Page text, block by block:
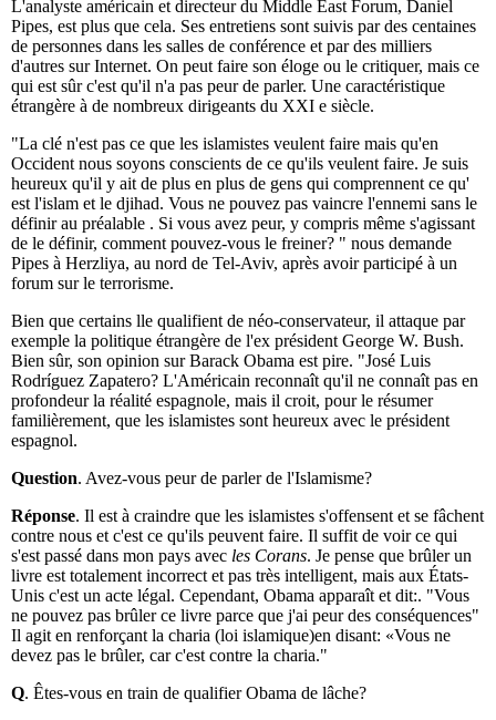
L'analyste américain et directeur du Middle East Forum, Daniel
Pipes, est plus que cela. Ses entretiens sont suivis par des centaines
de personnes dans les salles de conférence et par des milliers
d'autres sur Internet. On peut faire son éloge ou le critiquer, mais ce
qui est sûr c'est qu'il n'a pas peur de parler. Une caractéristique
étrangère à de nombreux dirigeants du XXI e siècle.
"La clé n'est pas ce que les islamistes veulent faire mais qu'en
Occident nous soyons conscients de ce qu'ils veulent faire. Je suis
heureux qu'il y ait de plus en plus de gens qui comprennent ce qu'
est l'islam et le djihad. Vous ne pouvez pas vaincre l'ennemi sans le
définir au préalable . Si vous avez peur, y compris même s'agissant
de le définir, comment pouvez-vous le freiner? " nous demande
Pipes à Herzliya, au nord de Tel-Aviv, après avoir participé à un
forum sur le terrorisme.
Bien que certains lle qualifient de néo-conservateur, il attaque par
exemple la politique étrangère de l'ex président George W. Bush.
Bien sûr, son opinion sur Barack Obama est pire. "José Luis
Rodríguez Zapatero? L'Américain reconnaît qu'il ne connaît pas en
profondeur la réalité espagnole, mais il croit, pour le résumer
familièrement, que les islamistes sont heureux avec le président
espagnol.
Question. Avez-vous peur de parler de l'Islamisme?
Réponse. Il est à craindre que les islamistes s'offensent et se fâchent
contre nous et c'est ce qu'ils peuvent faire. Il suffit de voir ce qui
s'est passé dans mon pays avec les Corans. Je pense que brûler un
livre est totalement incorrect et pas très intelligent, mais aux États-
Unis c'est un acte légal. Cependant, Obama apparaît et dit:. "Vous
ne pouvez pas brûler ce livre parce que j'ai peur des conséquences"
Il agit en renforçant la charia (loi islamique)en disant: «Vous ne
devez pas le brûler, car c'est contre la charia."
Q. Êtes-vous en train de qualifier Obama de lâche?